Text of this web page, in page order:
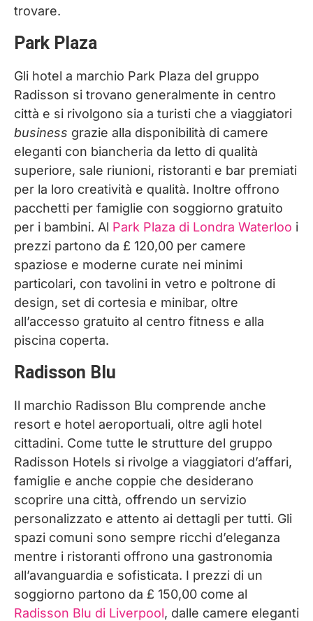
trovare.
Park Plaza
Gli hotel a marchio Park Plaza del gruppo
Radisson si trovano generalmente in centro
città e si rivolgono sia a turisti che a viaggiatori
business grazie alla disponibilità di camere
eleganti con biancheria da letto di qualità
superiore, sale riunioni, ristoranti e bar premiati
per la loro creatività e qualità. Inoltre offrono
pacchetti per famiglie con soggiorno gratuito
per i bambini. Al Park Plaza di Londra Waterloo i
prezzi partono da £ 120,00 per camere
spaziose e moderne curate nei minimi
particolari, con tavolini in vetro e poltrone di
design, set di cortesia e minibar, oltre
all’accesso gratuito al centro fitness e alla
piscina coperta.
Radisson Blu
Il marchio Radisson Blu comprende anche
resort e hotel aeroportuali, oltre agli hotel
cittadini. Come tutte le strutture del gruppo
Radisson Hotels si rivolge a viaggiatori d’affari,
famiglie e anche coppie che desiderano
scoprire una città, offrendo un servizio
personalizzato e attento ai dettagli per tutti. Gli
spazi comuni sono sempre ricchi d’eleganza
mentre i ristoranti offrono una gastronomia
all’avanguardia e sofisticata. I prezzi di un
soggiorno partono da £ 150,00 come al
Radisson Blu di Liverpool, dalle camere eleganti